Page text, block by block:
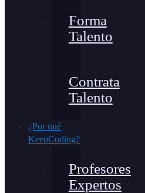
Forma
Talento
Contrata
Talento
¿Por qué
KeepCoding?
Profesores
Expertos